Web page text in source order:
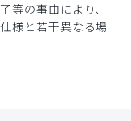
等の事由により、
様と若干異なる場